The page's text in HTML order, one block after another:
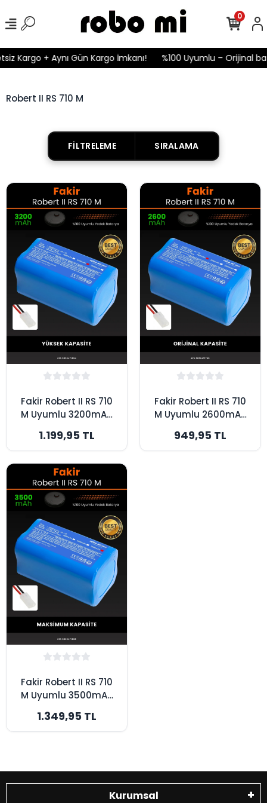
Kargo + Aynı Gün Kargo İmkanı! %100 Uyumlu – Orijinal
0
Robert II RS 710 M
FILTRELEME SIRALAMA
Fakir Robert II RS 710
M Uyumlu 3200mAh
Bataryası - Yüksek
Kapasite
1.199,95 TL
Fakir Robert II RS 710
M Uyumlu 2600mAh
Bataryası - Orijinal
Kapasite
949,95 TL
Fakir Robert II RS 710
M Uyumlu 3500mAh
Bataryası -
Maksimum Kapasite
1.349,95 TL
Kurumsal